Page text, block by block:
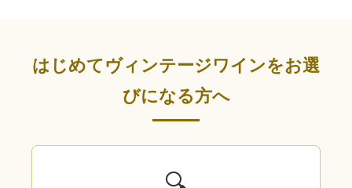
はじめてヴィンテージワインをお選
びになる方へ